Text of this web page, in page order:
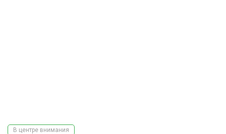
В центре внимания